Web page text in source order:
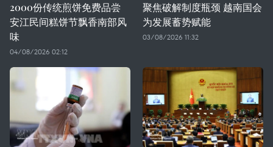
2000份传统煎饼免费品尝
安江民间糕饼节飘香南部风
味
04/08/2026 02:12
聚焦破解制度瓶颈 越南国会
为发展蓄势赋能
03/08/2026 11:32